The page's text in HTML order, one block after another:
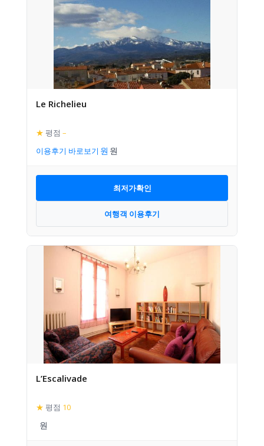
Le Richelieu
★ 평점 –
이용후기 바로보기
최저가확인
여행객 이용후기
L’Escalivade
★ 평점 10